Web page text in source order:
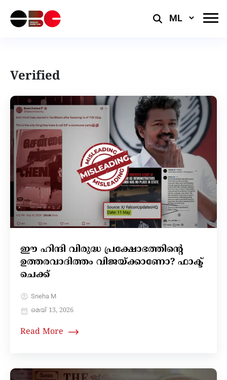
Select
Verified
ഈ ഹിന്ദി വിരുദ്ധ പ്രക്ഷോഭത്തിന്റെ
ഉത്തരവാദിത്തം വിജയ്ക്കാണോ? ഫാക്ട്
ചെക്ക്
Sneha M
മെയ്‌ 13, 2026
Read More